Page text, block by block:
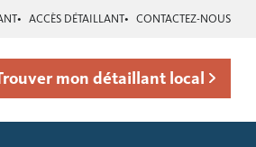
ACCÈS DÉTAILLANT CONTACTEZ-NOUS
mon détaillant local